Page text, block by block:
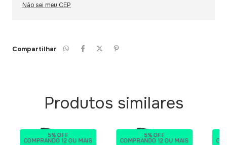
Não sei meu CEP
Compartilhar
Produtos similares
5% OFF
COMPRANDO 12 OU MAIS
5% OFF
COMPRANDO 12 OU MAIS